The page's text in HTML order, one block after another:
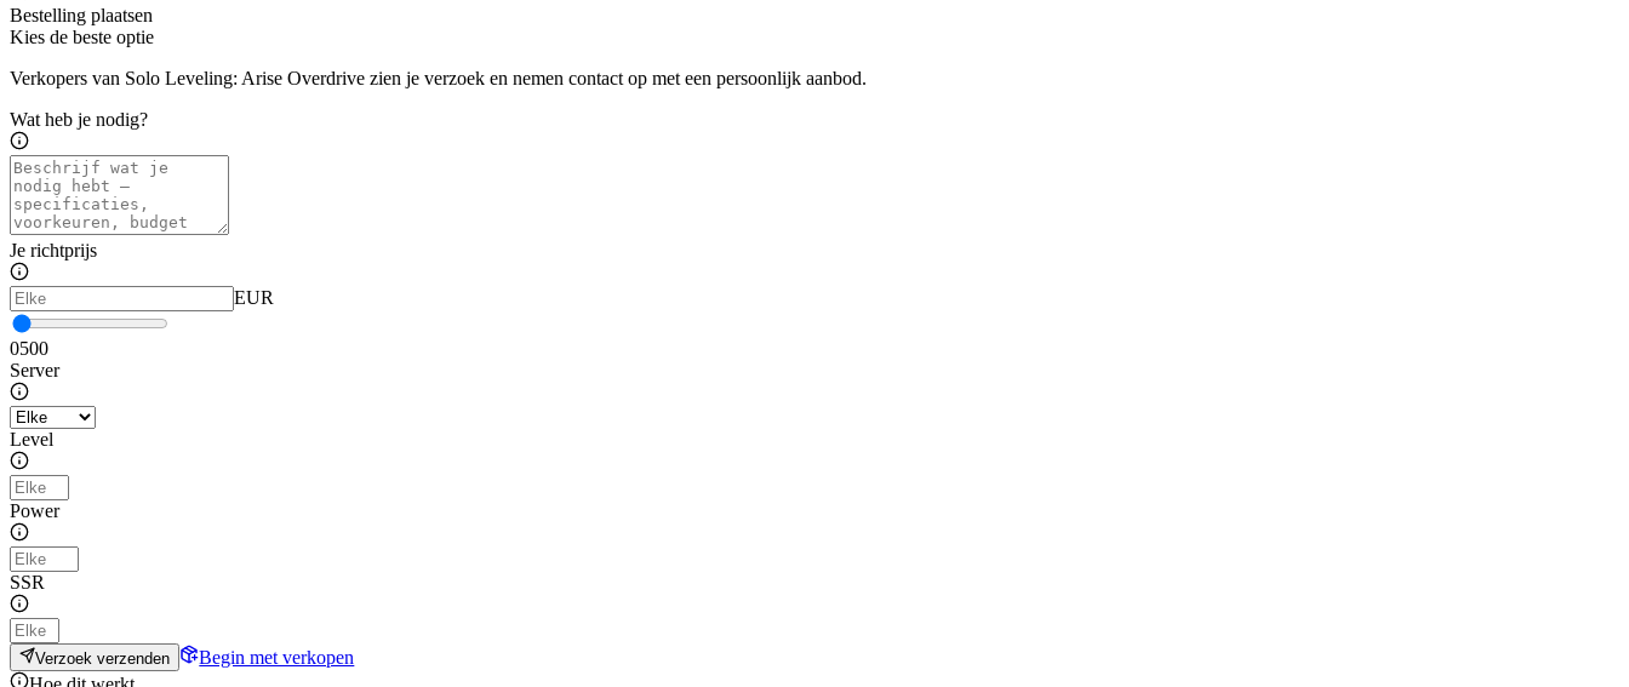
Bestelling plaatsen
Kies de beste optie
Verkopers van Solo Leveling: Arise Overdrive zien je verzoek en nemen contact op met een persoonlijk aanbod.
Wat heb je nodig?
Je richtprijs
EUR
0500
Server
Level
Power
SSR
Verzoek verzenden
Begin met verkopen